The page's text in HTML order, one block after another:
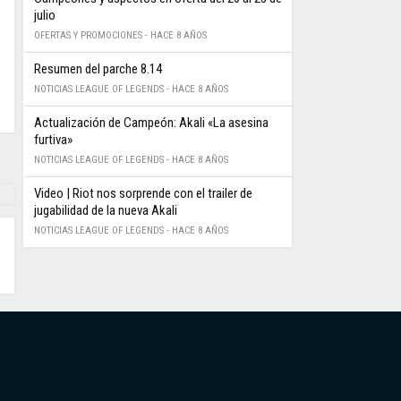
julio
OFERTAS Y PROMOCIONES - HACE 8 AÑOS
Resumen del parche 8.14
NOTICIAS LEAGUE OF LEGENDS - HACE 8 AÑOS
Actualización de Campeón: Akali «La asesina
furtiva»
NOTICIAS LEAGUE OF LEGENDS - HACE 8 AÑOS
Video | Riot nos sorprende con el trailer de
jugabilidad de la nueva Akali
NOTICIAS LEAGUE OF LEGENDS - HACE 8 AÑOS